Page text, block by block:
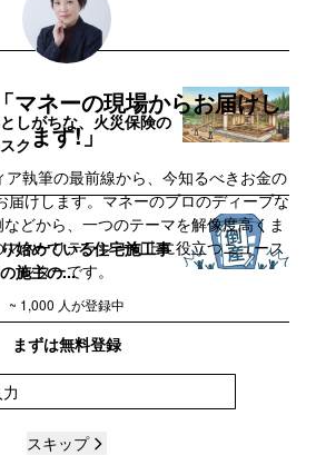
しがちな、火災保険の
ク
始めている住宅施工事
施主の...
マネーの現場からお届けし
ます!」
執筆の最前線から、今知るべきお金の
届けします。マネーのプロのディープな
どから、一つのテーマを解像度高くま
ネーリテラシー向上に役立つニュース
レターです。
~ 1,000 人が登録中
まずは無料登録
スキップ